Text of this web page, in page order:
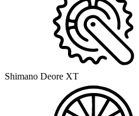
Shimano Deore XT